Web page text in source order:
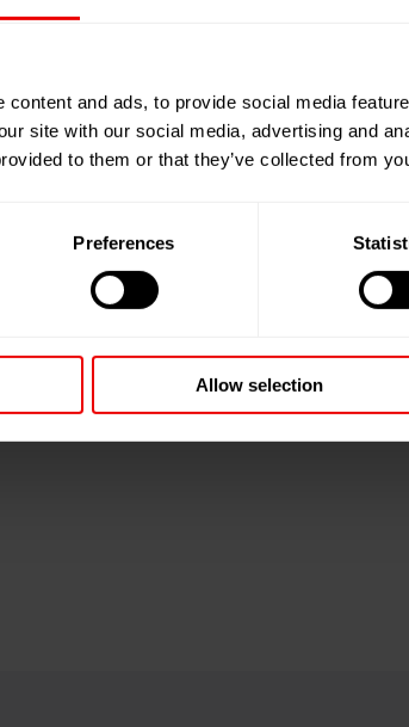
content and ads, to provide social media
site with our social media, advertising and
to them or that they’ve collected from
Preferences
Allow selection